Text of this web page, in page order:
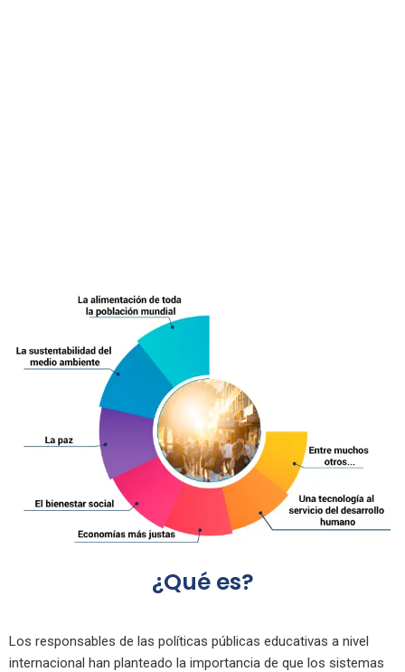
¿Qué es?
Los responsables de las políticas públicas educativas a nivel
internacional han planteado la importancia de que los sistemas